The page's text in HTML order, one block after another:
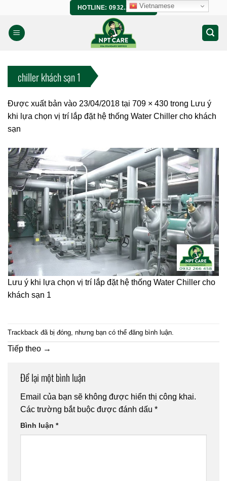
nội
dung
HOTLINE: 0932.266.458
chiller khách sạn 1
Được xuất bản vào 23/04/2018 tại 709 × 430 trong Lưu ý
khi lựa chọn vị trí lắp đặt hệ thống Water Chiller cho khách
sạn
Lưu ý khi lựa chọn vị trí lắp đặt hệ thống Water Chiller cho
khách sạn 1
Trackback đã bị đóng, nhưng bạn có thể đăng bình luận
Tiếp theo →
Để lại một bình luận
Email của bạn sẽ không được hiển thị công khai.
Các trường bắt buộc được đánh dấu *
Bình luận *
Vietnamese